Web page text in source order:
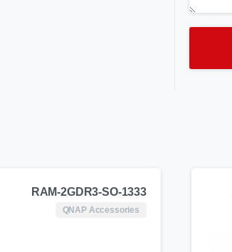
RAM-2GDR3-SO-1333
QNAP Accessories